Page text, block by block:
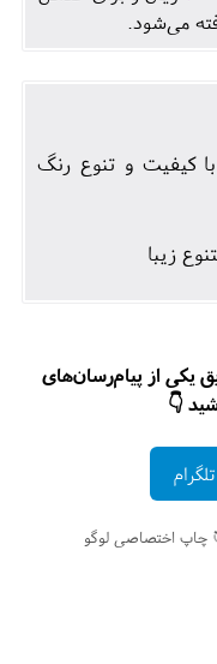
می‌شود.
کیفیت و تنوع رنگ
زیبا
یکی از پیام‌رسان‌های
👇
چاپ اختصاصی لوگو